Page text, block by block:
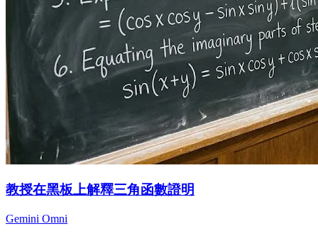
教授在黑板上解釋三角函數證明
Gemini Omni